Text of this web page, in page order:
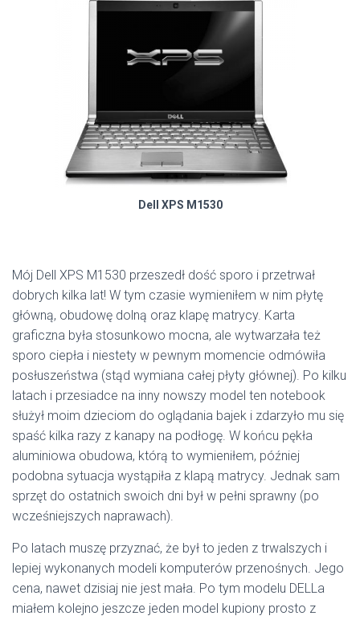
Dell XPS M1530
Mój Dell XPS M1530 przeszedł dość sporo i przetrwał
dobrych kilka lat! W tym czasie wymieniłem w nim płytę
główną, obudowę dolną oraz klapę matrycy. Karta
graficzna była stosunkowo mocna, ale wytwarzała też
sporo ciepła i niestety w pewnym momencie odmówiła
posłuszeństwa (stąd wymiana całej płyty głównej). Po kilku
latach i przesiadce na inny nowszy model ten notebook
służył moim dzieciom do oglądania bajek i zdarzyło mu się
spaść kilka razy z kanapy na podłogę. W końcu pękła
aluminiowa obudowa, którą to wymieniłem, później
podobna sytuacja wystąpiła z klapą matrycy. Jednak sam
sprzęt do ostatnich swoich dni był w pełni sprawny (po
wcześniejszych naprawach).
Po latach muszę przyznać, że był to jeden z trwalszych i
lepiej wykonanych modeli komputerów przenośnych. Jego
cena, nawet dzisiaj nie jest mała. Po tym modelu DELLa
miałem kolejno jeszcze jeden model kupiony prosto z